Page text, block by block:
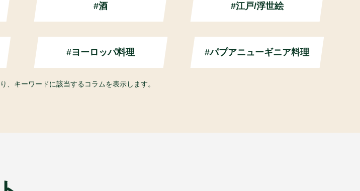
#酒 #江戸/浮世絵
#ヨーロッパ料理 #パプアニューギニア料理
キーワードに該当するコラムを表示します。